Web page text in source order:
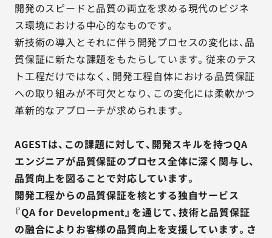
サービス詳細資料
サービスお問い合わせ専用番号
03-6865-4864
※その他のご連絡は 03-5333-1246
開発のスピードと品質の両立を求める現代のビジネ
ス環境における中心的なものです。
新技術の導入とそれに伴う開発プロセスの変化は、品
質保証に新たな課題をもたらしています。従来のテス
ト工程だけではなく、開発工程自体における品質保証
への取り組みが不可欠となり、この変化には柔軟かつ
革新的なアプローチが求められます。
AGESTは、この課題に対して、開発スキルを持つQA
エンジニアが品質保証のプロセス全体に深く関与し、
品質向上を図ることで対応しています。
開発工程からの品質保証を核とする独自サービス
『QA for Development』を通じて、技術と品質保証
の融合によりお客様の品質向上を支援しています。さ